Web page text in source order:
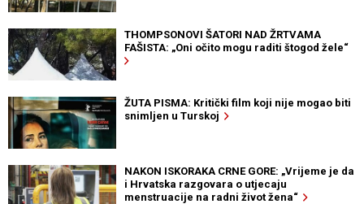
THOMPSONOVI ŠATORI NAD ŽRTVAMA
FAŠISTA: „Oni očito mogu raditi štogod žele“
ŽUTA PISMA: Kritički film koji nije mogao biti
snimljen u Turskoj
NAKON ISKORAKA CRNE GORE: „Vrijeme je da
i Hrvatska razgovara o utjecaju
menstruacije na radni život žena“